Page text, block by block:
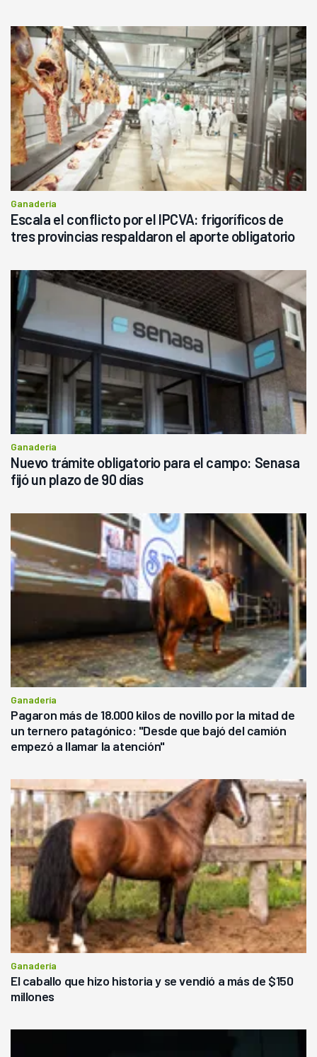
Ganadería
Escala el conflicto por el IPCVA: frigoríficos de
tres provincias respaldaron el aporte obligatorio
Ganadería
Nuevo trámite obligatorio para el campo: Senasa
fijó un plazo de 90 días
Ganadería
Pagaron más de 18.000 kilos de novillo por la mitad de
un ternero patagónico: "Desde que bajó del camión
empezó a llamar la atención"
Ganadería
El caballo que hizo historia y se vendió a más de $150
millones